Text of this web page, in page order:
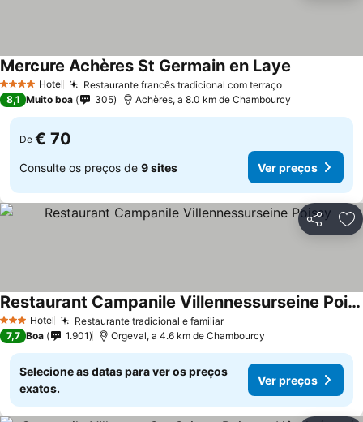
4 EstrelasHotel Restaurante francês tradicional com terraçoVer preços
Mercure Achères St Germain en Laye
8,1 Muito boa 305 Achères, a 8.0 km de Chambourcy
De € 70
Consulte os preços de 9 sites Ver preços
Partilhar
3 EstrelasHotel Restaurante tradicional e familiarVer preços
Restaurant Campanile Villennessurseine Poissy
Ver preços
7,7 Boa 1.901 Orgeval, a 4.6 km de Chambourcy
Selecione as datas para ver os preços
exatos.
Ver preços